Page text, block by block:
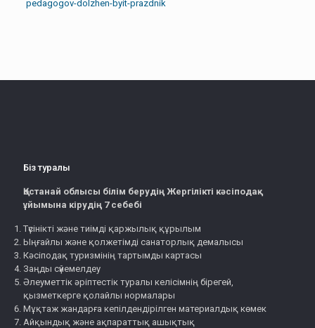
pedagogov-dolzhen-byit-prazdnik
Біз туралы
Қостанай облысы білім берудің Жергілікті кәсіподақ
ұйымына кірудің 7 себебі
Түсінікті және тиімді қаржылық құрылым
Ыңғайлы және қолжетімді санаторлық демалысы
Кәсіподақ туризмінің тартымды картасы
Заңды сүйемелдеу
Әлеуметтік әріптестік туралы келісімнің бірегей,
қызметкерге қолайлы нормалары
Мұқтаж жандарға кепілдендірілген материалдық көмек
Айқындық және ақпараттық ашықтық